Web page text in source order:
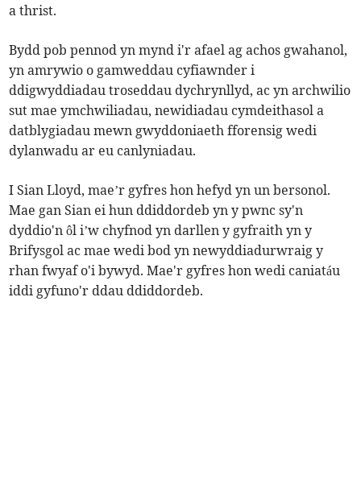
a thrist.
Bydd pob pennod yn mynd i'r afael ag achos gwahanol,
yn amrywio o gamweddau cyfiawnder i
ddigwyddiadau troseddau dychrynllyd, ac yn archwilio
sut mae ymchwiliadau, newidiadau cymdeithasol a
datblygiadau mewn gwyddoniaeth fforensig wedi
dylanwadu ar eu canlyniadau.
I Sian Lloyd, mae’r gyfres hon hefyd yn un bersonol.
Mae gan Sian ei hun ddiddordeb yn y pwnc sy'n
dyddio'n ôl i’w chyfnod yn darllen y gyfraith yn y
Brifysgol ac mae wedi bod yn newyddiadurwraig y
rhan fwyaf o'i bywyd. Mae'r gyfres hon wedi caniatáu
iddi gyfuno'r ddau ddiddordeb.